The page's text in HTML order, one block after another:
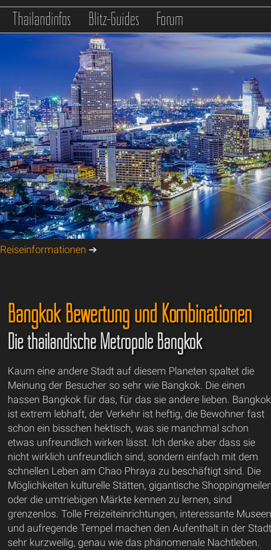
Thailandinfos Blitz-Guides Forum
Reiseinformationen ➔
Bangkok Bewertung und Kombinationen
Die thailändische Metropole Bangkok
Kaum eine andere Stadt auf diesem Planeten spaltet die
Meinung der Besucher so sehr wie Bangkok. Die einen
hassen Bangkok für das, für das sie andere lieben. Bangkok
ist extrem lebhaft, der Verkehr ist heftig, die Bewohner fast
schon ein bisschen hektisch, was sie manchmal schon
etwas unfreundlich wirken lässt. Ich denke aber dass sie
nicht wirklich unfreundlich sind, sondern einfach mit dem
schnellen Leben am Chao Phraya zu beschäftigt sind. Die
Möglichkeiten kulturelle Stätten, gigantische
oder die umtriebigen Märkte kennen zu lernen, sind
grenzenlos. Tolle Freizeiteinrichtungen, interessante Museen
und aufregende Tempel machen den Aufenthalt in der Stadt
sehr kurzweilig, genau wie das phänomenale Nachtleben.